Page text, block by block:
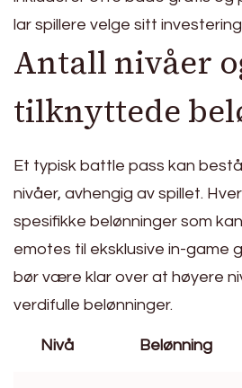
lar spillere velge sitt
Antall nivåer
tilknyttede
Et typisk battle pass kan
nivåer, avhengig av spillet.
spesifikke belønninger som
emotes til eksklusive in-game
bør være klar over at høyere
verdifulle belønninger.
Nivå Belønning